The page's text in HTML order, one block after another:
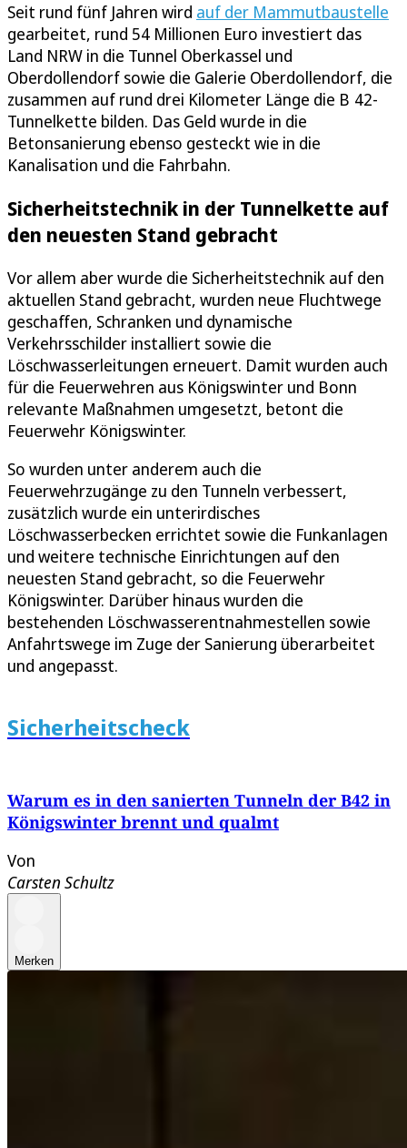
Seit rund fünf Jahren wird auf der Mammutbaustelle
gearbeitet, rund 54 Millionen Euro investiert das
Land NRW in die Tunnel Oberkassel und
Oberdollendorf sowie die Galerie Oberdollendorf, die
zusammen auf rund drei Kilometer Länge die B 42-
Tunnelkette bilden. Das Geld wurde in die
Betonsanierung ebenso gesteckt wie in die
Kanalisation und die Fahrbahn.
Sicherheitstechnik in der Tunnelkette auf
den neuesten Stand gebracht
Vor allem aber wurde die Sicherheitstechnik auf den
aktuellen Stand gebracht, wurden neue Fluchtwege
geschaffen, Schranken und dynamische
Verkehrsschilder installiert sowie die
Löschwasserleitungen erneuert. Damit wurden auch
für die Feuerwehren aus Königswinter und Bonn
relevante Maßnahmen umgesetzt, betont die
Feuerwehr Königswinter.
So wurden unter anderem auch die
Feuerwehrzugänge zu den Tunneln verbessert,
zusätzlich wurde ein unterirdisches
Löschwasserbecken errichtet sowie die Funkanlagen
und weitere technische Einrichtungen auf den
neuesten Stand gebracht, so die Feuerwehr
Königswinter. Darüber hinaus wurden die
bestehenden Löschwasserentnahmestellen sowie
Anfahrtswege im Zuge der Sanierung überarbeitet
und angepasst.
Sicherheitscheck
Warum es in den sanierten Tunneln der B42 in
Königswinter brennt und qualmt
Von
Carsten Schultz
Merken